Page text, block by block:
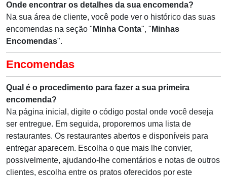
Onde encontrar os detalhes da sua encomenda?
Na sua área de cliente, você pode ver o histórico das suas
encomendas na seção " Minha Conta", " Minhas
Encomendas".
Encomendas
Qual é o procedimento para fazer a sua primeira
encomenda?
Na página inicial, digite o código postal onde você deseja
ser entregue. Em seguida, proporemos uma lista de
restaurantes. Os restaurantes abertos e disponíveis para
entregar aparecem. Escolha o que mais lhe convier,
possivelmente, ajudando-lhe comentários e notas de outros
clientes, escolha entre os pratos oferecidos por este